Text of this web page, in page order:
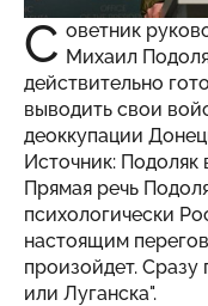
С оветник
Михаил
действительно
выводить свои
деоккупации
Источник: Подоляк
Прямая речь
психологически
настоящим
произойдет.
или Луганска".